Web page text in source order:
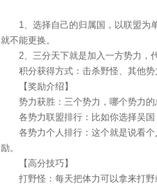
1、选择自己的归属国，以联盟为单
就不能更换。
2、三分天下就是加入一方势力，代
积分获得方式：击杀野怪、其他势
【奖励介绍】
势力获胜：三个势力，哪个势力的
各势力联盟排行：比如你选择吴国
各势力个人排行：这个就是说看个
励。
【高分技巧】
打野怪：每天把体力可以拿来打野